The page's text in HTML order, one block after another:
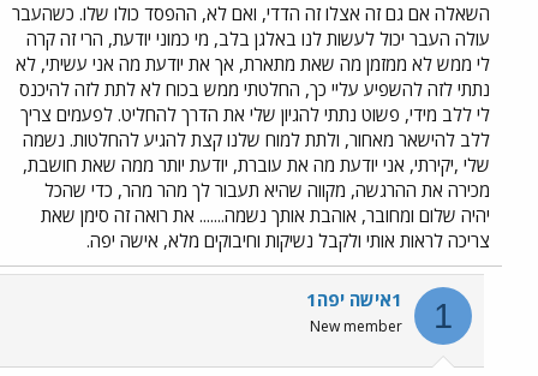
השאלה אם גם זה אצלו זה הדדי, ואם לא, ההפסד כולו שלו. כשהעבר
עולה העבר יכול לעשות לנו באלגן בלב, מי כמוני יודעת, הרי זה קרה
לי ממש לא ממזמן מה שאת מתארת, אך את יודעת מה אני עשיתי, לא
נתתי לזה להשפיע עליי כך, החלטתי ממש בכוח לא לתת לזה להיכנס
לי ללב מידי, פשוט נתתי להגיון שלי את הדרך להחליט. לפעמים צריך
ללב להישאר מאחור, ולתת למוח שלנו קצת להגיע להחלטות. נשמה
שלי ,יקירתי, אני יודעת מה את עוברת, יודעת יותר ממה שאת חושבת,
מכירה את ההרגשה, מקווה שהיא תעבור לך מהר מהר, כדי שהכל
יהיה שלום ומחובר, אוהבת אותך נשמה....... את רואה זה סימן שאת
צריכה לראות אותי ולקבל נשיקות וחיבוקים מלא, אישה יפה.
1 1אישה יפה1
New member